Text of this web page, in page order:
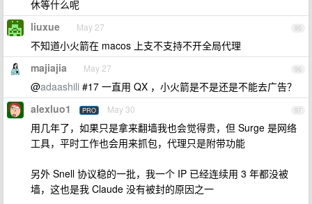
休等什么呢
95
liuxue May 27
不知道小火箭在 macos 上支不支持不开全局代理
96
majiajia May 27
@adaashili #17 一直用 QX ，小火箭是不是还是不能去广告？
97
alexluo1 PRO May 30
用几年了，如果只是拿来翻墙我也会觉得贵，但 Surge 是网络
工具，平时工作也会用来抓包，代理只是附带功能
另外 Snell 协议稳的一批，我一个 IP 已经连续用 3 年都没被
墙，这也是我 Claude 没有被封的原因之一